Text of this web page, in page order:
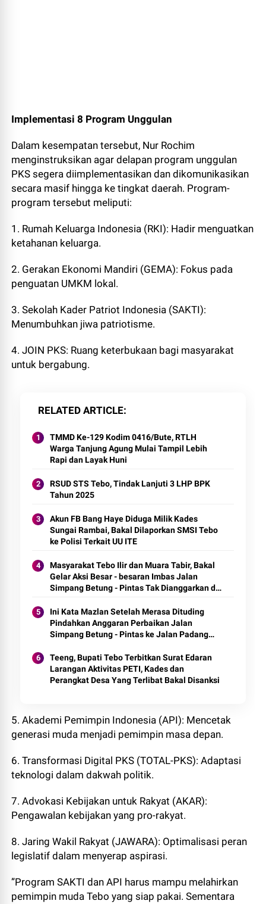
Implementasi 8 Program Unggulan
Dalam kesempatan tersebut, Nur Rochim
menginstruksikan agar delapan program unggulan
PKS segera diimplementasikan dan dikomunikasikan
secara masif hingga ke tingkat daerah. Program-
program tersebut meliputi:
1. Rumah Keluarga Indonesia (RKI): Hadir menguatkan
ketahanan keluarga.
2. Gerakan Ekonomi Mandiri (GEMA): Fokus pada
penguatan UMKM lokal.
3. Sekolah Kader Patriot Indonesia (SAKTI):
Menumbuhkan jiwa patriotisme.
4. JOIN PKS: Ruang keterbukaan bagi masyarakat
untuk bergabung.
RELATED ARTICLE
TMMD Ke-129 Kodim 0416/Bute, RTLH
Warga Tanjung Agung Mulai Tampil Lebih
Rapi dan Layak Huni
RSUD STS Tebo, Tindak Lanjuti 3 LHP BPK
Tahun 2025
Akun FB Bang Haye Diduga Milik Kades
Sungai Rambai, Bakal Dilaporkan SMSI Tebo
ke Polisi Terkait UU ITE
Masyarakat Tebo Ilir dan Muara Tabir, Bakal
Gelar Aksi Besar - besaran Imbas Jalan
Simpang Betung - Pintas Tak Dianggarkan di
Ini Kata Mazlan Setelah Merasa Dituding
Pindahkan Anggaran Perbaikan Jalan
Simpang Betung - Pintas ke Jalan Padang
Teeng, Bupati Tebo Terbitkan Surat Edaran
Larangan Aktivitas PETI, Kades dan
Perangkat Desa Yang Terlibat Bakal Disanksi
5. Akademi Pemimpin Indonesia (API): Mencetak
generasi muda menjadi pemimpin masa depan.
6. Transformasi Digital PKS (TOTAL-PKS): Adaptasi
teknologi dalam dakwah politik.
7. Advokasi Kebijakan untuk Rakyat (AKAR):
Pengawalan kebijakan yang pro-rakyat.
8. Jaring Wakil Rakyat (JAWARA): Optimalisasi peran
legislatif dalam menyerap aspirasi.
”Program SAKTI dan API harus mampu melahirkan
pemimpin muda Tebo yang siap pakai. Sementara